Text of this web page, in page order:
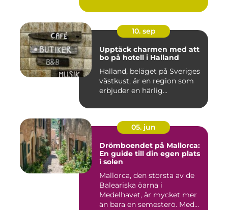
10. sep
Upptäck charmen med att
bo på hotell i Halland
Halland, beläget på Sveriges
västkust, är en region som
erbjuder en härlig...
05. jun
Drömboendet på Mallorca:
En guide till din egen plats
i solen
Mallorca, den största av de
Baleariska öarna i
Medelhavet, är mycket mer
än bara en semesterö. Med